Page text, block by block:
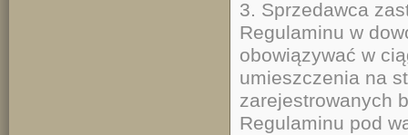
3. Sprzedawca
Regulaminu w
obowiązywać w
umieszczenia na
zarejestrowanych
Regulaminu pod